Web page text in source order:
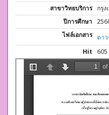
สาขาวิทยบริการ
กรุ
ปีการศึกษา
ไฟล์เอกสาร ดา
Hit
605